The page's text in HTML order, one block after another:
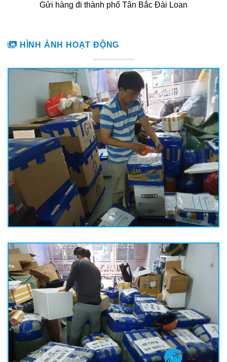
Gửi hàng đi thành phố Tân Bắc Đài Loan
HÌNH ẢNH HOẠT ĐỘNG